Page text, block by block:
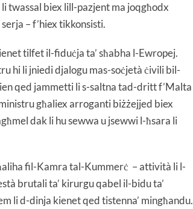
twassal biex lill-pazjent ma joqgħodx
– f’hiex tikkonsisti.
tilfet il-fiduċja ta’ sħabha l-Ewropej.
hi li jniedi djalogu mas-soċjetà ċivili bil-
qed jammetti li s-saltna tad-dritt f’Malta
għaliex arroganti biżżejjed biex
dak li hu sewwa u jsewwi l-ħsara li
fil-Kamra tal-Kummerċ – attività li l-
brutali ta’ kirurgu qabel il-bidu ta’
li d-dinja kienet qed tistenna’ mingħandu.